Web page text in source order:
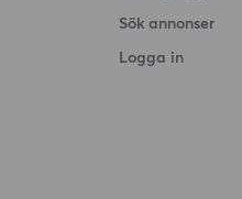
Sök annonser
Logga in